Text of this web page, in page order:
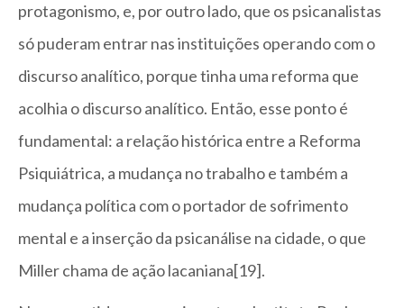
protagonismo, e, por outro lado, que os psicanalistas
só puderam entrar nas instituições operando com o
discurso analítico, porque tinha uma reforma que
acolhia o discurso analítico. Então, esse ponto é
fundamental: a relação histórica entre a Reforma
Psiquiátrica, a mudança no trabalho e também a
mudança política com o portador de sofrimento
mental e a inserção da psicanálise na cidade, o que
Miller chama de ação lacaniana[19].